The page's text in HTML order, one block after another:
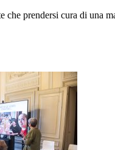
che prendersi cura di una